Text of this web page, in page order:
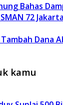
Bahas
72 Jakarta
Dana
kamu